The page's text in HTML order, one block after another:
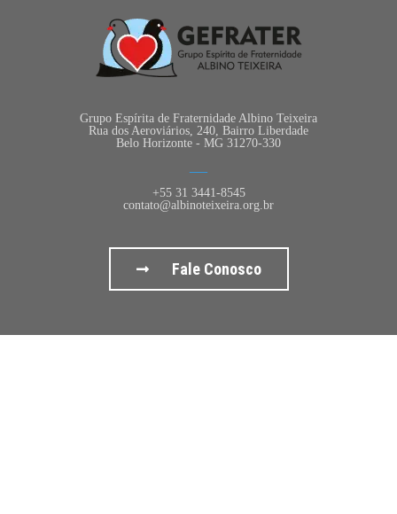
Grupo Espírita de Fraternidade Albino Teixeira
Rua dos Aeroviários, 240, Bairro Liberdade
Belo Horizonte - MG 31270-330
+55 31 3441-8545
contato@albinoteixeira.org.br
Fale Conosco